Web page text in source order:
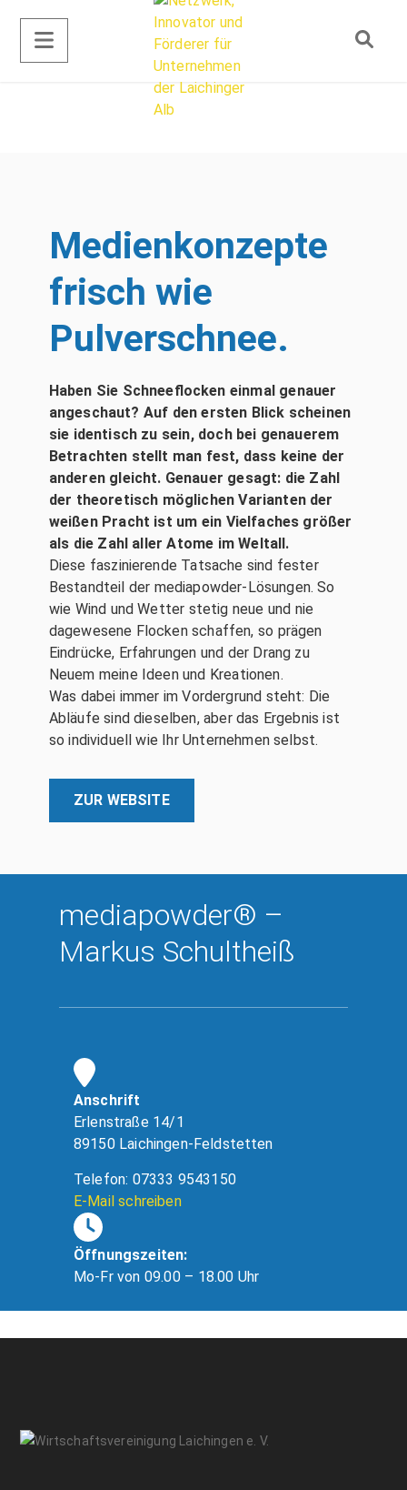
Medienkonzepte
frisch wie
Pulverschnee.
Haben Sie Schneeflocken einmal genauer
angeschaut? Auf den ersten Blick scheinen
sie identisch zu sein, doch bei genauerem
Betrachten stellt man fest, dass keine der
anderen gleicht. Genauer gesagt: die Zahl
der theoretisch möglichen Varianten der
weißen Pracht ist um ein Vielfaches größer
als die Zahl aller Atome im Weltall.
Diese faszinierende Tatsache sind fester
Bestandteil der mediapowder-Lösungen. So
wie Wind und Wetter stetig neue und nie
dagewesene Flocken schaffen, so prägen
Eindrücke, Erfahrungen und der Drang zu
Neuem meine Ideen und Kreationen.
Was dabei immer im Vordergrund steht: Die
Abläufe sind dieselben, aber das Ergebnis ist
so individuell wie Ihr Unternehmen selbst.
ZUR WEBSITE
mediapowder® –
Markus Schultheiß
Anschrift
Erlenstraße 14/1
89150 Laichingen-Feldstetten
Telefon: 07333 9543150
E-Mail schreiben
Öffnungszeiten:
Mo-Fr von 09.00 – 18.00 Uhr